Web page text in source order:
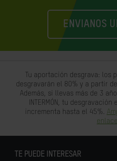
ENVIANOS
Tu aportación desgrava: los
desgravarán el 80% y a partir
Además, si llevas más de 3
INTERMÓN, tu
incrementa hasta el 45%.
TE PUEDE INTERESAR